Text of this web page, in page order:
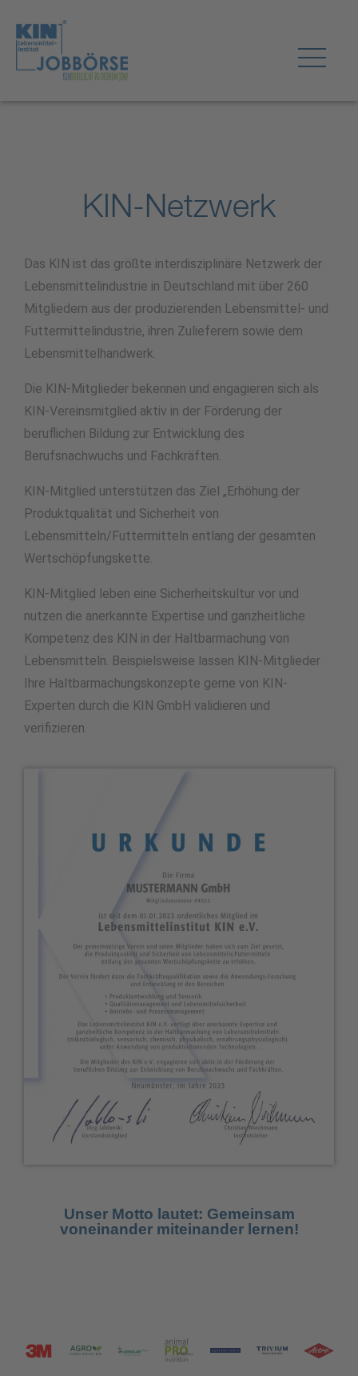
KIN-Netzwerk
Das KIN ist das größte interdisziplinäre Netzwerk der
Lebensmittelindustrie in Deutschland mit über 260
Mitgliedern aus der produzierenden Lebensmittel- und
Futtermittelindustrie, ihren Zulieferern sowie dem
Lebensmittelhandwerk.
Die KIN-Mitglieder bekennen und engagieren sich als
KIN-Vereinsmitglied aktiv in der Förderung der
beruflichen Bildung zur Entwicklung des
Berufsnachwuchs und Fachkräften.
KIN-Mitglied unterstützen das Ziel „Erhöhung der
Produktqualität und Sicherheit von
Lebensmitteln/Futtermitteln entlang der gesamten
Wertschöpfungskette.
KIN-Mitglied leben eine Sicherheitskultur vor und
nutzen die anerkannte Expertise und ganzheitliche
Kompetenz des KIN in der Haltbarmachung von
Lebensmitteln. Beispielsweise lassen KIN-Mitglieder
Ihre Haltbarmachungskonzepte gerne von KIN-
Experten durch die KIN GmbH validieren und
verifizieren.
Unser Motto lautet: Gemeinsam
voneinander miteinander lernen!